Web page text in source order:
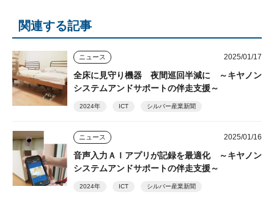
関連する記事
ニュース 2025/01/17
全床に見守り機器 夜間巡回半減に ～キヤノン
システムアンドサポートの伴走支援～
2024年 ICT シルバー産業新聞
ニュース 2025/01/16
音声入力ＡＩアプリが記録を最適化 ～キヤノン
システムアンドサポートの伴走支援～
2024年 ICT シルバー産業新聞